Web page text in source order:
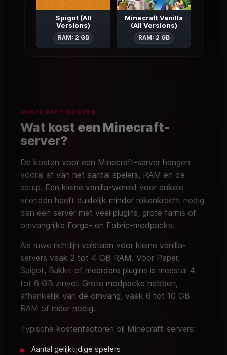
Spigot (All
Versions)
RAM: 2 GB Spigot (All Versions)
Minecraft Vanilla
(All Versions)
RAM: 2 GB Minecraft
MINECRAFT KOSTEN
Wat kost een Minecraft-
server?
De kosten voor een Minecraft-server hangen
vooral af van het aantal spelers, RAM en de
setup. Een kleine vanilla-wereld voor enkele
vrienden heeft duidelijk minder rekenkracht nodig
dan een server met veel plugins, grote farms of
omvangrijke Forge- en Fabric-modpacks.
Als ruwe richtlijn volstaan voor kleine vanilla-
servers vaak 2 tot 4 GB RAM. Voor Paper,
Spigot, Bukkit of meerdere plugins is meestal 4
tot 6 GB zinvol. Grote modpacks hebben,
afhankelijk van de omvang, vaak 6 tot 10 GB
RAM of meer nodig.
Typische kostenfactoren bij Minecraft-servers:
Aantal gelijktijdige spelers